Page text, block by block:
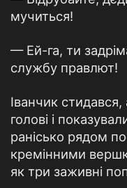
мучиться!
— Ей-га, ти
службу правлют!
Іванчик
голові і
ранісько рядом
кремінними
як три заживні